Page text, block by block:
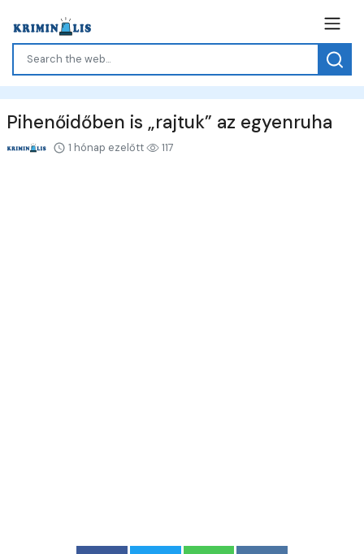
Pihenőidőben is „rajtuk” az egyenruha
1 hónap ezelőtt 117